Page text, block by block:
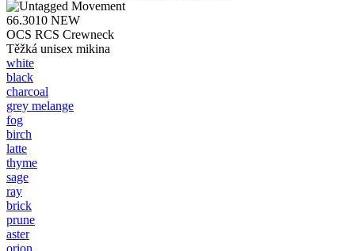
66.3010 NEW
OCS RCS Crewneck
Těžká unisex mikina
white
black
charcoal
grey melange
fog
birch
latte
thyme
sage
ray
brick
prune
aster